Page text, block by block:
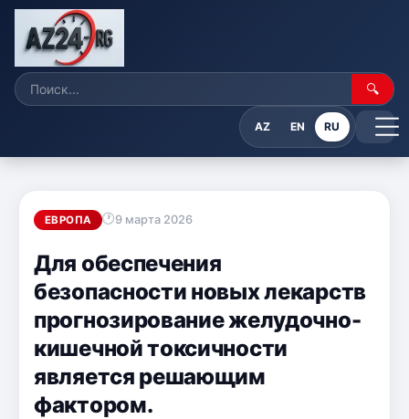
🔍
AZ EN RU
ЕВРОПА 9 марта 2026
Для обеспечения
безопасности новых лекарств
прогнозирование желудочно-
кишечной токсичности
является решающим
фактором.